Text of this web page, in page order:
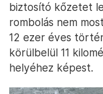
biztosító kőzetet
rombolás nem
12 ezer éves
körülbelül 11
helyéhez képest.